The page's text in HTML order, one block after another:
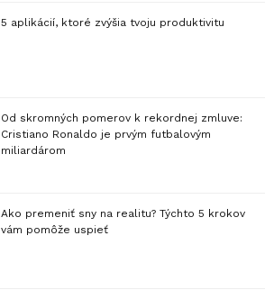
5 aplikácií, ktoré zvýšia tvoju produktivitu
Od skromných pomerov k rekordnej zmluve:
Cristiano Ronaldo je prvým futbalovým
miliardárom
Ako premeniť sny na realitu? Týchto 5 krokov
vám pomôže uspieť